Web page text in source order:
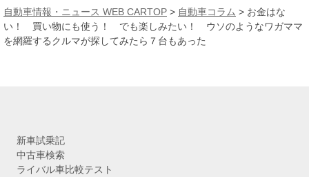
カ
イ
ブ
自動車情報・ニュース WEB CARTOP > 自動車コラム > お金はな
い！ 買い物にも使う！ でも楽しみたい！ ウソのようなワガママ
を網羅するクルマが探してみたら７台もあった
新車試乗記
中古車検索
ライバル車比較テスト